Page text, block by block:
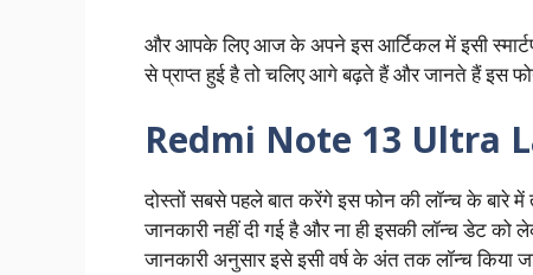
और आपके लिए आज के अपने इस आर्टिकल में इसी
से प्राप्त हुई है तो चलिए आगे बढ़ते हैं और जानते हैं इस
Redmi Note 13 Ultra
दोस्तों सबसे पहले बात करेंगे इस फोन की लॉन्च के बारे
जानकारी नहीं दी गई है और ना ही इसकी लॉन्च डेट को
जानकारी अनुसार इसे इसी वर्ष के अंत तक लॉन्च किया